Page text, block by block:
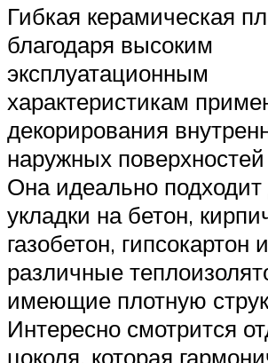
Гибкая керамическая
благодаря высоким
эксплуатационным
характеристикам
декорирования
наружных
Она идеально подходит
укладки на бетон,
газобетон, гипсокартон и
различные
имеющие плотную
Интересно смотрится
цоколя, которая